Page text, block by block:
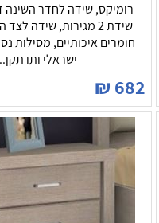
רומיקס, שידה לחדר השינה
שידת 2 מגירות, שידה
חומרים איכותיים, מסילות
ישראלי ותו
682
₪